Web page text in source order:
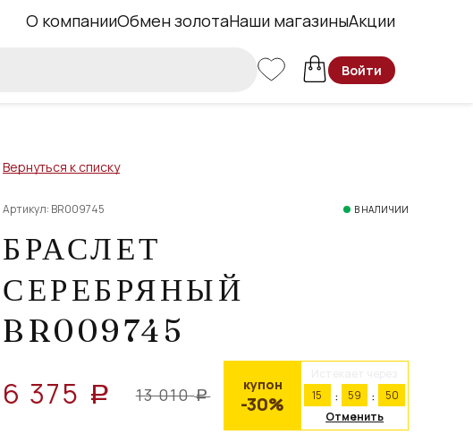
О компанииОбмен золотаНаши магазиныАкции
Войти
Вернуться к списку
Артикул: BR009745 В НАЛИЧИИ
БРАСЛЕТ
СЕРЕБРЯНЫЙ
BR009745
6 375 a 13 010 a
купон
-30%
15
59
50
Отменить